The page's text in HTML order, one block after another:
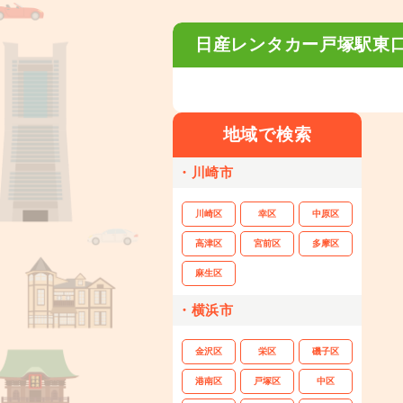
日産レンタカー戸塚駅東
地域で検索
・川崎市
川崎区 幸区 中原区
高津区 宮前区 多摩区
麻生区
・横浜市
金沢区 栄区 磯子区
港南区 戸塚区 中区